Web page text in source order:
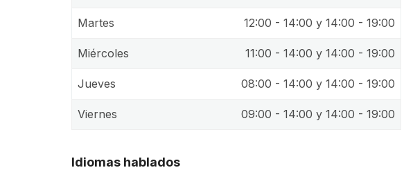
Martes 12:00 - 14:00 y 14:00 - 19:00
Miércoles 11:00 - 14:00 y 14:00 - 19:00
Jueves 08:00 - 14:00 y 14:00 - 19:00
Viernes 09:00 - 14:00 y 14:00 - 19:00
Idiomas hablados